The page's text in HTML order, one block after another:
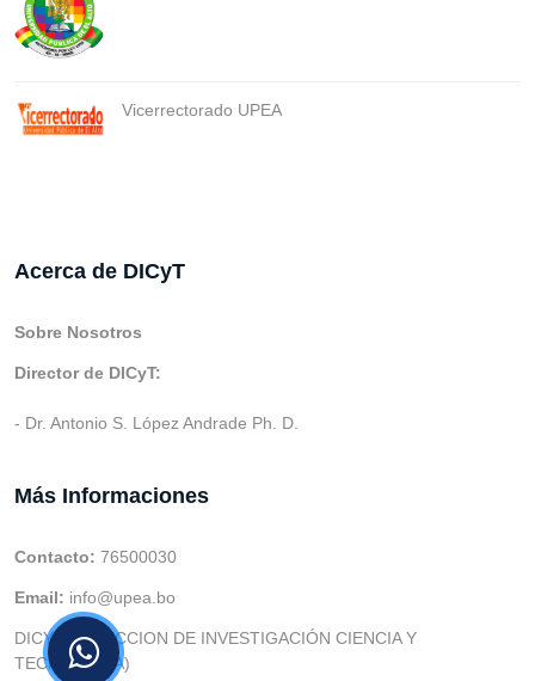
Vicerrectorado UPEA
Acerca de DICyT
Sobre Nosotros
Director de DICyT:
- Dr. Antonio S. López Andrade Ph. D.
Más Informaciones
Contacto: 76500030
Email: info@upea.bo
DICYT (DIRECCION DE INVESTIGACIÓN CIENCIA Y
TECNOLOGIA)